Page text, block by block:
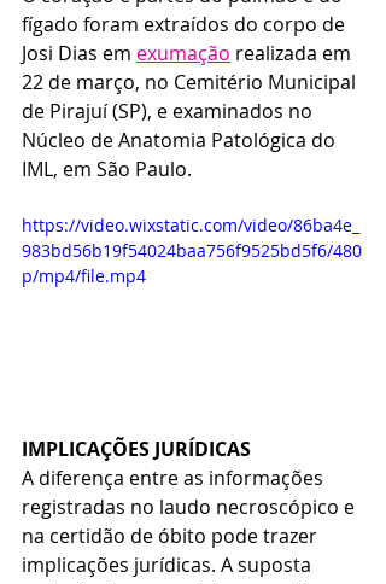
fígado foram extraídos do corpo de
Josi Dias em exumação realizada em
22 de março, no Cemitério Municipal
de Pirajuí (SP), e examinados no
Núcleo de Anatomia Patológica do
IML, em São Paulo.
https://video.wixstatic.com/video/86ba4e_
983bd56b19f54024baa756f9525bd5f6/480
p/mp4/file.mp4
IMPLICAÇÕES JURÍDICAS
A diferença entre as informações
registradas no laudo necroscópico e
na certidão de óbito pode trazer
implicações jurídicas. A suposta